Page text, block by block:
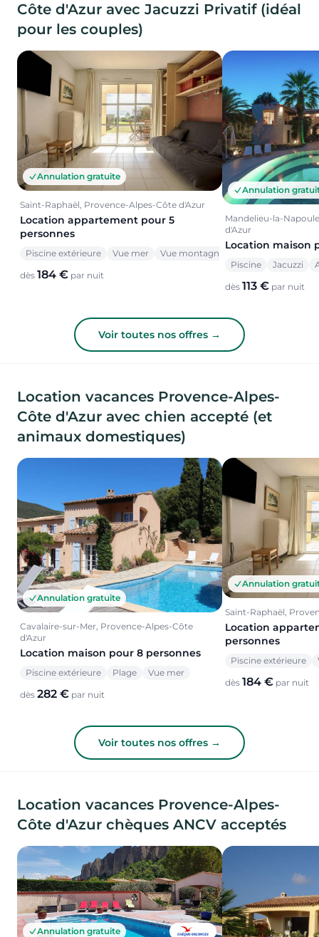
Côte d'Azur avec Jacuzzi Privatif (idéal
pour les couples)
Annulation gratuite
Saint-Raphaël, Provence-Alpes-Côte d'Azur
Location appartement pour 5
personnes
Piscine extérieure Vue mer Vue montagne
dès 184 € par nuit
Annulation
Mandelieu-la-
d'Azur
Location maison
Piscine Jacuzzi
dès 113 € par nuit
Voir toutes nos offres →
Location vacances Provence-Alpes-
Côte d'Azur avec chien accepté (et
animaux domestiques)
Annulation gratuite
Cavalaire-sur-Mer, Provence-Alpes-Côte
d'Azur
Location maison pour 8 personnes
Piscine extérieure Plage Vue mer
dès 282 € par nuit
Annulation
Saint-Raphaël,
Location
personnes
Piscine extérieure
dès 184 € par nuit
Voir toutes nos offres →
Location vacances Provence-Alpes-
Côte d'Azur chèques ANCV acceptés
Annulation gratuite